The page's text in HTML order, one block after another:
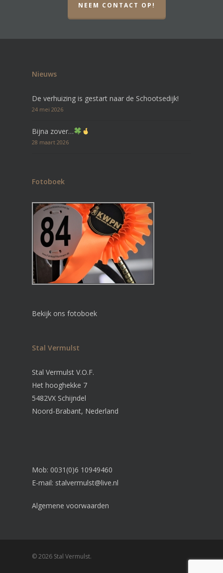
NEEM CONTACT OP!
Nieuws
De verhuizing is gestart naar de Schootsedijk!
24 mei 2026
Bijna zover…
28 maart 2026
Fotoboek
Bekijk ons fotoboek
Stal Vermulst
Stal Vermulst V.O.F.
Het hooghekke 7
5482VX Schijndel
Noord-Brabant, Nederland
Mob: 0031(0)6 10949460
E-mail: stalvermulst@live.nl
Algemene voorwaarden
© 2026 Stal Vermulst.